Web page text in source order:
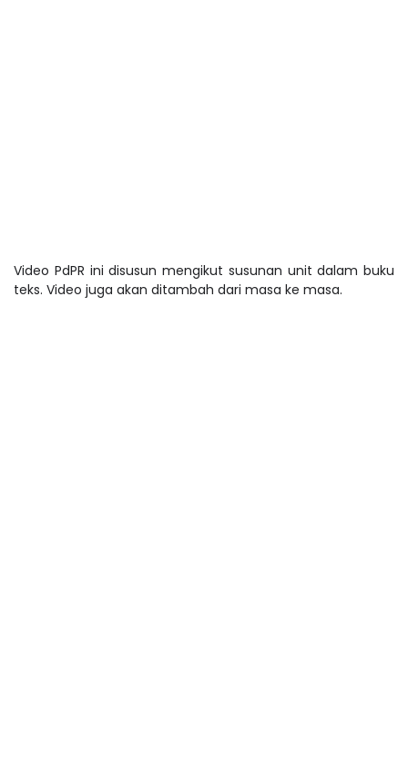
Video PdPR ini disusun mengikut susunan unit dalam buku
teks. Video juga akan ditambah dari masa ke masa.